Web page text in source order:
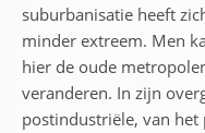
suburbanisatie heeft
minder extreem. Men
hier de oude
veranderen. In zijn
postindustriële, van